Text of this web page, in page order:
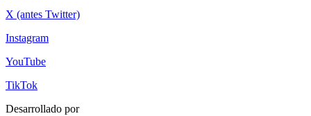
X (antes Twitter)
Instagram
YouTube
TikTok
Desarrollado por